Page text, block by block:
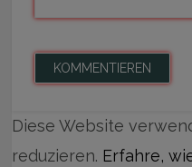
Diese Website
reduzieren. Erfahre,